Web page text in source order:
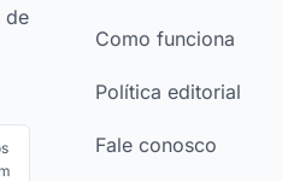
de
Como funciona
Política editorial
Fale conosco